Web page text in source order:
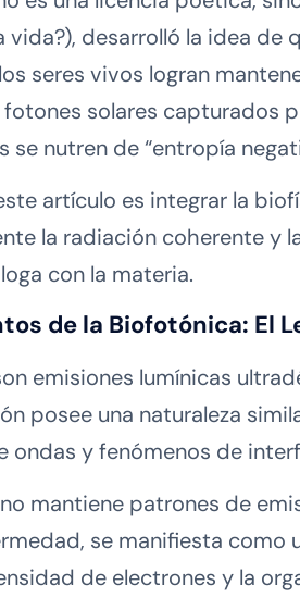
vida?), desarrolló la idea
seres vivos logran
solares capturados
se nutren de “entropía
artículo es integrar la
la radiación coherente y
con la materia.
de la Biofotónica: El
emisiones lumínicas
posee una naturaleza
ondas y fenómenos de
mantiene patrones de
se manifiesta como
de electrones y la